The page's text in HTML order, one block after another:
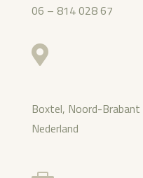
06 – 814 028 67

Boxtel, Noord-Brabant
Nederland